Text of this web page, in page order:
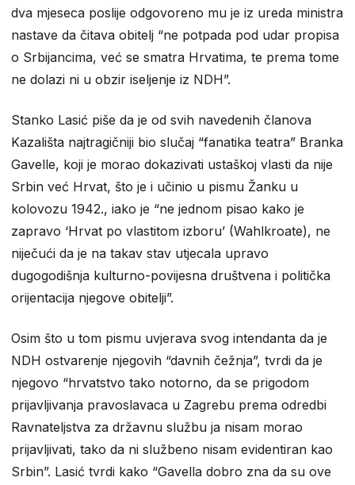
dva mjeseca poslije odgovoreno mu je iz ureda ministra
nastave da čitava obitelj “ne potpada pod udar propisa
o Srbijancima, već se smatra Hrvatima, te prema tome
ne dolazi ni u obzir iseljenje iz NDH”.
Stanko Lasić piše da je od svih navedenih članova
Kazališta najtragičniji bio slučaj “fanatika teatra” Branka
Gavelle, koji je morao dokazivati ustaškoj vlasti da nije
Srbin već Hrvat, što je i učinio u pismu Žanku u
kolovozu 1942., iako je “ne jednom pisao kako je
zapravo ‘Hrvat po vlastitom izboru’ (Wahlkroate), ne
niječući da je na takav stav utjecala upravo
dugogodišnja kulturno-povijesna društvena i politička
orijentacija njegove obitelji”.
Osim što u tom pismu uvjerava svog intendanta da je
NDH ostvarenje njegovih “davnih čežnja”, tvrdi da je
njegovo “hrvatstvo tako notorno, da se prigodom
prijavljivanja pravoslavaca u Zagrebu prema odredbi
Ravnateljstva za državnu službu ja nisam morao
prijavljivati, tako da ni službeno nisam evidentiran kao
Srbin”. Lasić tvrdi kako “Gavella dobro zna da su ove